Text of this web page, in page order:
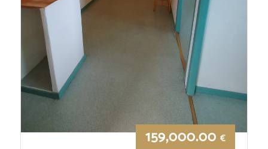
159,000.00€